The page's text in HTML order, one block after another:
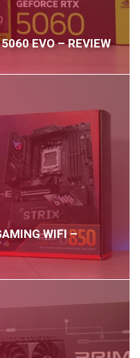
EVO – REVIEW
WIFI –